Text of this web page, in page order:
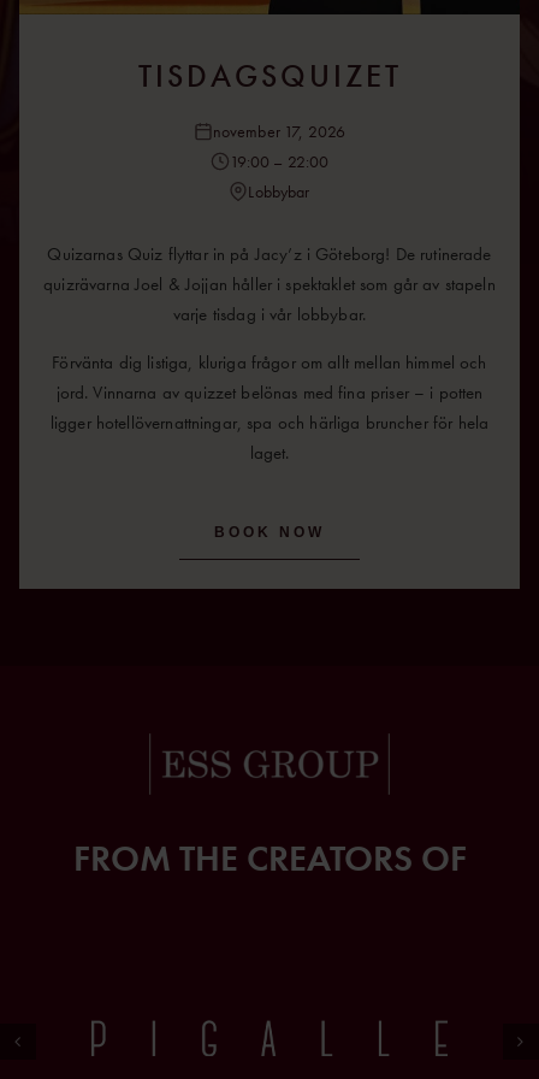
TISDAGSQUIZET
november 17, 2026
19:00 – 22:00
Lobbybar
Quizarnas Quiz flyttar in på Jacy’z i Göteborg! De rutinerade
quizrävarna Joel & Jojjan håller i spektaklet som går av stapeln
varje tisdag i vår lobbybar.
Förvänta dig listiga, kluriga frågor om allt mellan himmel och
jord. Vinnarna av quizzet belönas med fina priser – i potten
ligger hotellövernattningar, spa och härliga bruncher för hela
laget.
BOOK NOW
FROM THE CREATORS OF